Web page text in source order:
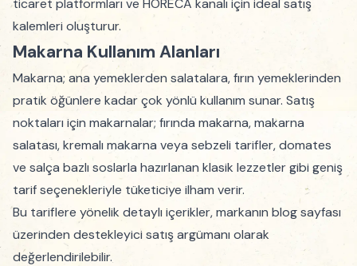
ticaret platformları ve HORECA kanalı için ideal satış
kalemleri oluşturur.
Makarna Kullanım Alanları
Makarna; ana yemeklerden salatalara, fırın yemeklerinden
pratik öğünlere kadar çok yönlü kullanım sunar. Satış
noktaları için makarnalar; fırında makarna, makarna
salatası, kremalı makarna veya sebzeli tarifler, domates
ve salça bazlı soslarla hazırlanan klasik lezzetler gibi geniş
tarif seçenekleriyle tüketiciye ilham verir.
Bu tariflere yönelik detaylı içerikler, markanın blog sayfası
üzerinden destekleyici satış argümanı olarak
değerlendirilebilir.